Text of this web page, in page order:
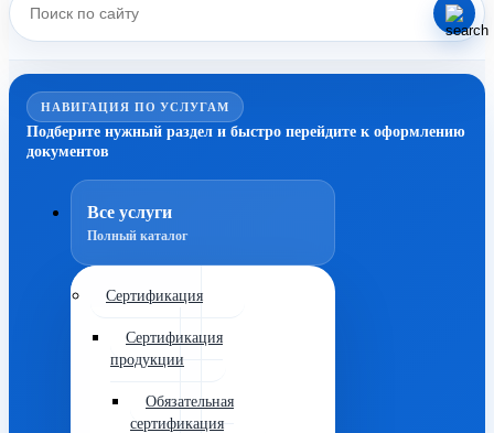
НАВИГАЦИЯ ПО УСЛУГАМ
Подберите нужный раздел и быстро перейдите к оформлению
документов
Все услуги
Полный каталог
Сертификация
Сертификация
продукции
Обязательная
сертификация